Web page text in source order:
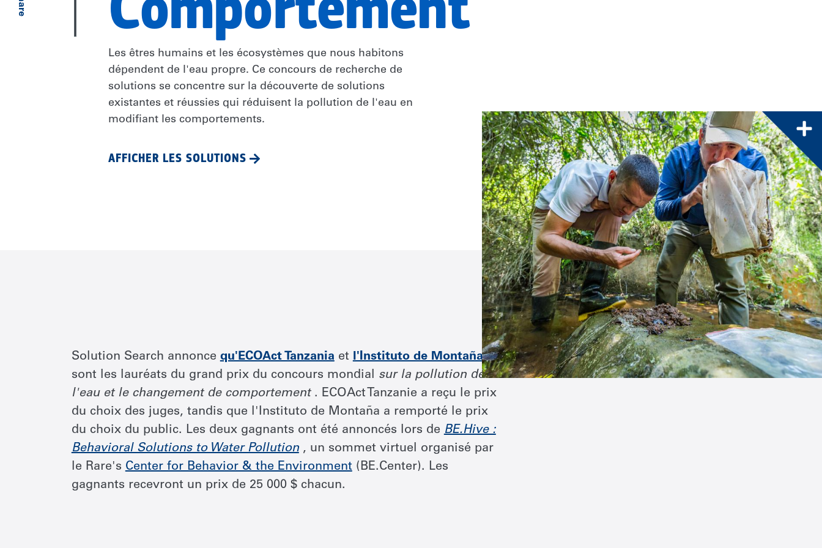
Les êtres humains et les écosystèmes que nous habitons
dépendent de l'eau propre. Ce concours de recherche de
solutions se concentre sur la découverte de solutions
existantes et réussies qui réduisent la pollution de l'eau en
modifiant les comportements.
AFFICHER LES SOLUTIONS
Solution Search annoncequ'ECOAct Tanzaniaetl'Instituto de Montaña
sont les lauréats du grand prix du concours mondial sur la pollution de
l'eau et le changement de comportement. ECOAct Tanzanie a reçu le prix
du choix des juges, tandis que l'Instituto de Montaña a remporté le prix
du choix du public. Les deux gagnants ont été annoncés lors deBE.Hive :
Behavioral Solutions to Water Pollution, un sommet virtuel organisé par
le Rare'sCenter for Behavior & the Environment(BE.Center). Les
gagnants recevront un prix de 25 000 $ chacun.